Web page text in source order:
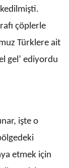
çöplerle
Türklere ait
gel’ ediyordu
işte o
etmek için